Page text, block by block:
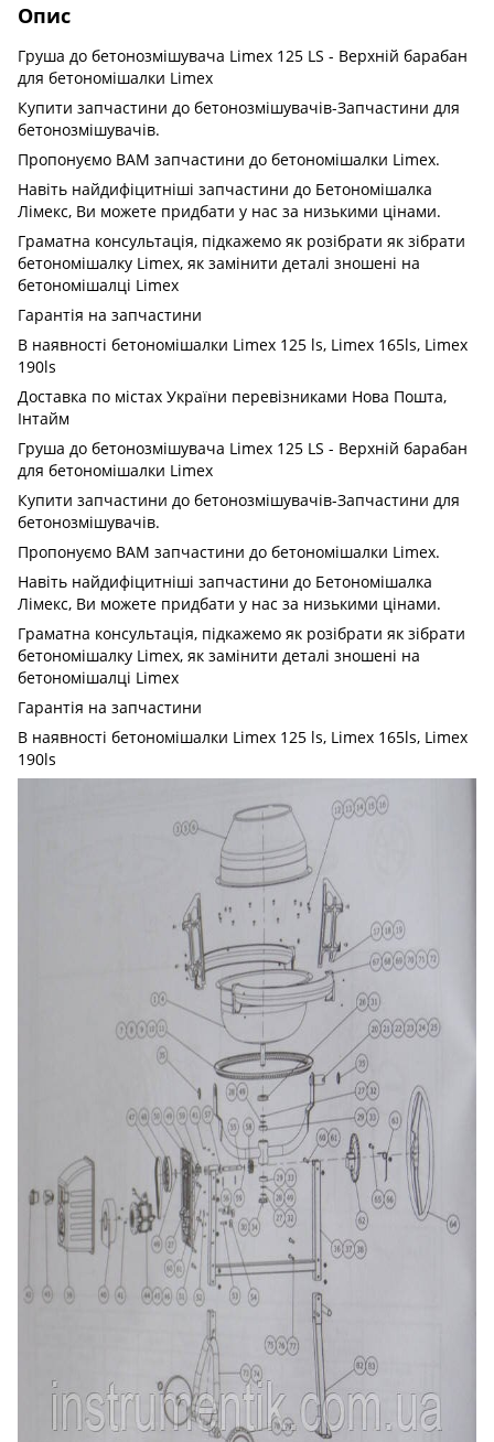
Опис
Груша до бетонозмішувача Limex 125 LS - Верхній барабан
для бетономішалки Limex
Купити запчастини до бетонозмішувачів-Запчастини для
бетонозмішувачів.
Пропонуємо ВАМ запчастини до бетономішалки Limex.
Навіть найдифіцитніші запчастини до Бетономішалка
Лімекс, Ви можете придбати у нас за низькими цінами.
Граматна консультація, підкажемо як розібрати як зібрати
бетономішалку Limex, як замінити деталі зношені на
бетономішалці Limex
Гарантія на запчастини
В наявності бетономішалки Limex 125 ls, Limex 165ls, Limex
190ls
Доставка по містах України перевізниками Нова Пошта,
Інтайм
Груша до бетонозмішувача Limex 125 LS - Верхній барабан
для бетономішалки Limex
Купити запчастини до бетонозмішувачів-Запчастини для
бетонозмішувачів.
Пропонуємо ВАМ запчастини до бетономішалки Limex.
Навіть найдифіцитніші запчастини до Бетономішалка
Лімекс, Ви можете придбати у нас за низькими цінами.
Граматна консультація, підкажемо як розібрати як зібрати
бетономішалку Limex, як замінити деталі зношені на
бетономішалці Limex
Гарантія на запчастини
В наявності бетономішалки Limex 125 ls, Limex 165ls, Limex
190ls